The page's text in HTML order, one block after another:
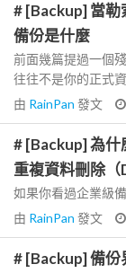
# [Backup] 當勒
備份是什麼
前面幾篇提過一個
往往不是你的正式
由 RainPan 發文
# [Backup] 為什
重複資料刪除（
如果你看過企業級
由 RainPan 發文
# [Backup] 備份